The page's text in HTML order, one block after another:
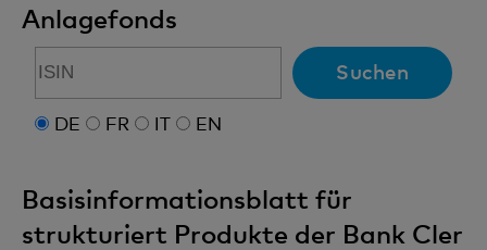
Anlagefonds
Suchen
DE FR IT EN
Basisinformationsblatt für
strukturiert Produkte der Bank Cler